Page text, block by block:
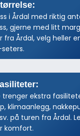
i Årdal med riktig
gjerne med litt
fra Årdal, velg heller
trenger ekstra
klimaanlegg,
på turen fra Årdal.
komfort.